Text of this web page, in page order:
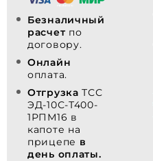
Безналичный
расчет по
договору.
Онлайн
оплата.
Отгрузка ТСС
ЭД-10С-Т400-
1РПМ16 в
капоте на
прицепе в
день оплаты.